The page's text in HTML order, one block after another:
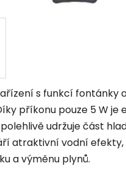
s funkcí fontánky
příkonu pouze 5 W je
udržuje část
atraktivní vodní efekty,
a výměnu plynů.